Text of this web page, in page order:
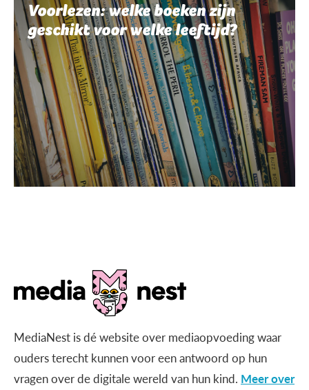
Voorlezen: welke boeken zijn
geschikt voor welke leeftijd?
MediaNest is dé website over mediaopvoeding waar
ouders terecht kunnen voor een antwoord op hun
vragen over de digitale wereld van hun kind. Meer over